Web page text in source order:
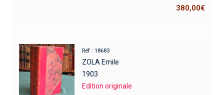
380,00€
Réf : 18683
ZOLA Emile
1903
Edition originale